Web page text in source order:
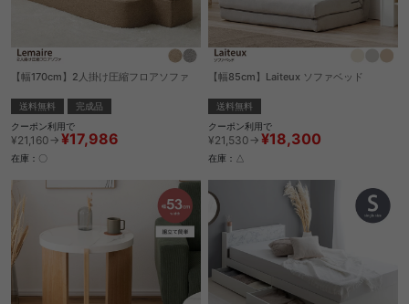
【幅170cm】2人掛け圧縮フロアソファ
送料無料
完成品
クーポン利用で
¥21,160→ ¥17,986
在庫：〇
【幅85cm】Laiteux ソファベッド
送料無料
クーポン利用で
¥21,530→ ¥18,300
在庫：△